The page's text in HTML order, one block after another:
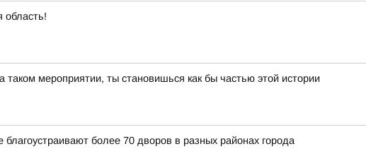
область!
таком мероприятии, ты становишься как бы частью этой истории
благоустраивают более 70 дворов в разных районах города